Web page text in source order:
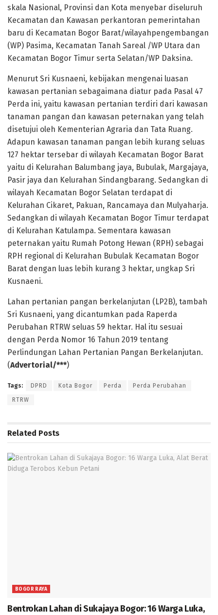
skala Nasional, Provinsi dan Kota menyebar diseluruh
Kecamatan dan Kawasan perkantoran pemerintahan
baru di Kecamatan Bogor Barat/wilayahpengembangan
(WP) Pasima, Kecamatan Tanah Sareal /WP Utara dan
Kecamatan Bogor Timur serta Selatan/WP Daksina.
Menurut Sri Kusnaeni, kebijakan mengenai luasan
kawasan pertanian sebagaimana diatur pada Pasal 47
Perda ini, yaitu kawasan pertanian terdiri dari kawasan
tanaman pangan dan kawasan peternakan yang telah
disetujui oleh Kementerian Agraria dan Tata Ruang.
Adapun kawasan tanaman pangan lebih kurang seluas
127 hektar tersebar di wilayah Kecamatan Bogor Barat
yaitu di Kelurahan Balumbang jaya, Bubulak, Margajaya,
Pasir jaya dan Kelurahan Sindangbarang. Sedangkan di
wilayah Kecamatan Bogor Selatan terdapat di
Kelurahan Cikaret, Pakuan, Rancamaya dan Mulyaharja.
Sedangkan di wilayah Kecamatan Bogor Timur terdapat
di Kelurahan Katulampa. Sementara kawasan
peternakan yaitu Rumah Potong Hewan (RPH) sebagai
RPH regional di Kelurahan Bubulak Kecamatan Bogor
Barat dengan luas lebih kurang 3 hektar, ungkap Sri
Kusnaeni.
Lahan pertanian pangan berkelanjutan (LP2B), tambah
Sri Kusnaeni, yang dicantumkan pada Raperda
Perubahan RTRW seluas 59 hektar. Hal itu sesuai
dengan Perda Nomor 16 Tahun 2019 tentang
Perlindungan Lahan Pertanian Pangan Berkelanjutan.
(Advertorial/***)
Tags: DPRD Kota Bogor Perda Perda Perubahan
RTRW
Related Posts
BOGOR RAYA
Bentrokan Lahan di Sukajaya Bogor: 16 Warga Luka,